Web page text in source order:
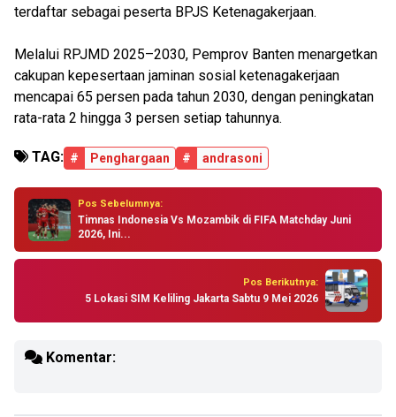
terdaftar sebagai peserta BPJS Ketenagakerjaan.
Melalui RPJMD 2025–2030, Pemprov Banten menargetkan
cakupan kepesertaan jaminan sosial ketenagakerjaan
mencapai 65 persen pada tahun 2030, dengan peningkatan
rata-rata 2 hingga 3 persen setiap tahunnya.
TAG: # Penghargaan # andrasoni
Pos Sebelumnya:
Timnas Indonesia Vs Mozambik di FIFA Matchday Juni
2026, Ini...
Pos Berikutnya:
5 Lokasi SIM Keliling Jakarta Sabtu 9 Mei 2026
Komentar: